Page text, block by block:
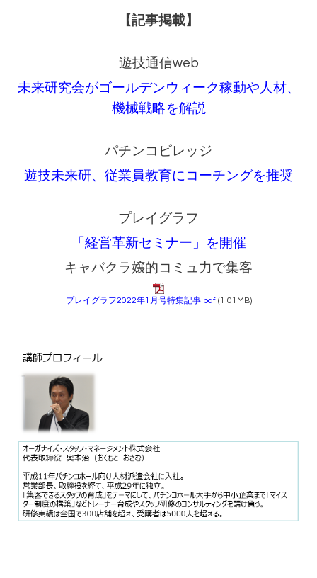
【記事掲載】
遊技通信web
未来研究会がゴールデンウィーク稼動や人材、
機械戦略を解説
パチンコビレッジ
遊技未来研、従業員教育にコーチングを推奨
プレイグラフ
「経営革新セミナー」を開催
キャバクラ嬢的コミュ力で集客
プレイグラフ2022年1月号特集記事.pdf(1.01MB)